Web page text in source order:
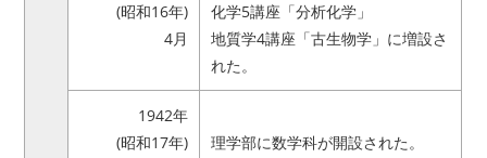
(昭和16年)
4月
化学5講座「分析化学」
地質学4講座「古生物学」に増設さ
れた。
1942年
(昭和17年)
理学部に数学科が開設された。